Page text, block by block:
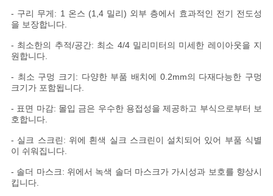
개
정
보
보
호
정
책
- 구리 무게: 1 온스 (1,4 밀리) 외부 층에서 효과적인 전기 전도성
을 보장합니다.
- 최소한의 추적/공간: 최소 4/4 밀리미터의 미세한 레이아웃을 지
원합니다.
- 최소 구멍 크기: 다양한 부품 배치에 0.2mm의 다재다능한 구멍
크기가 포함됩니다.
- 표면 마감: 몰입 금은 우수한 용접성을 제공하고 부식으로부터 보
호합니다.
- 실크 스크린: 위에 흰색 실크 스크린이 설치되어 있어 부품 식별
이 쉬워집니다.
- 솔더 마스크: 위에서 녹색 솔더 마스크가 가시성과 보호를 향상시
킵니다.